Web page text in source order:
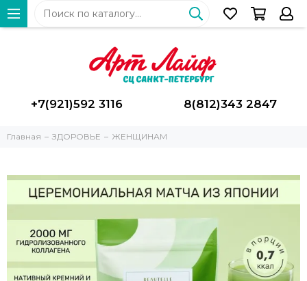
+7(921)592 3116 8(812)343 2847
Главная ЗДОРОВЬЕ ЖЕНЩИНАМ